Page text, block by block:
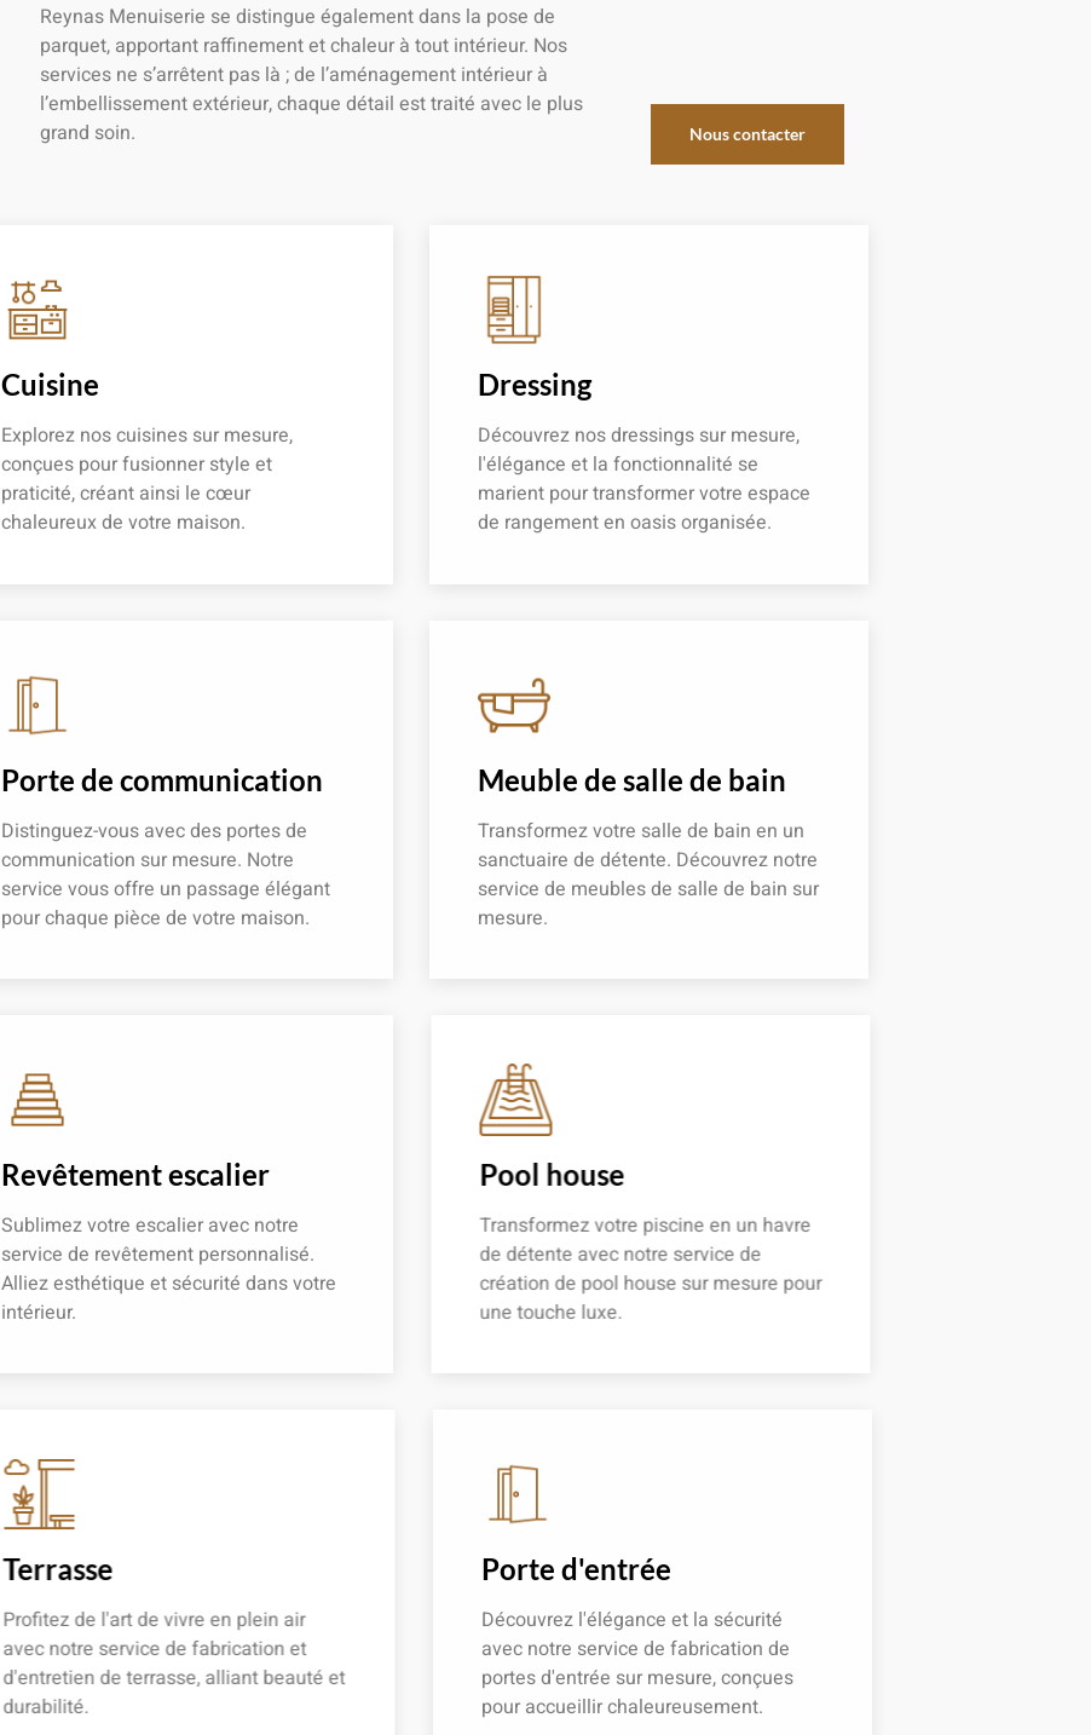
Reynas Menuiserie se distingue également dans la pose de
parquet, apportant raffinement et chaleur à tout intérieur. Nos
services ne s’arrêtent pas là ; de l’aménagement intérieur à
l’embellissement extérieur, chaque détail est traité avec le plus
grand soin.
Nous contacter
Cuisine
Explorez nos cuisines sur mesure,
conçues pour fusionner style et
praticité, créant ainsi le cœur
chaleureux de votre maison.
Dressing
Découvrez nos dressings sur mesure,
l'élégance et la fonctionnalité se
marient pour transformer votre espace
de rangement en oasis organisée.
Porte de communication
Distinguez-vous avec des portes de
communication sur mesure. Notre
service vous offre un passage élégant
pour chaque pièce de votre maison.
Meuble de salle de bain
Transformez votre salle de bain en un
sanctuaire de détente. Découvrez notre
service de meubles de salle de bain sur
mesure.
Revêtement escalier
Sublimez votre escalier avec notre
service de revêtement personnalisé.
Alliez esthétique et sécurité dans votre
intérieur.
Pool house
Transformez votre piscine en un havre
de détente avec notre service de
création de pool house sur mesure pour
une touche luxe.
Terrasse
Profitez de l'art de vivre en plein air
avec notre service de fabrication et
d'entretien de terrasse, alliant beauté et
durabilité.
Porte d'entrée
Découvrez l'élégance et la sécurité
avec notre service de fabrication de
portes d'entrée sur mesure, conçues
pour accueillir chaleureusement.